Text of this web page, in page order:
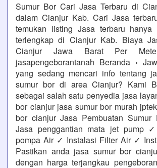
Sumur Bor Cari Jasa Terbaru di
dalam Cianjur Kab. Cari Jasa
temukan listing Jasa terbaru
terlengkap di Cianjur Kab. Biaya
Cianjur Jawa Barat Per
jasapengeborantanah Beranda ›
yang sedang mencari info tentang
sumur bor di area Cianjur? Kami
sebagai salah satu penyedia jasa
bor cianjur jasa sumur bor murah
bor cianjur Jasa Pembuatan
Jasa penggantian mata jet pump
pompa Air ✓ Instalasi Filter Air ✓
Pastikan anda jasa sumur bor
dengan harga terjangkau